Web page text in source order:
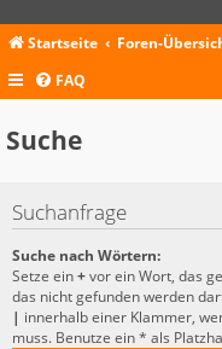
Startseite
Foren-
FAQ
Suche
Suchanfrage
Suche nach Wörtern:
Setze ein+vor ein Wort, das
das nicht gefunden werden
| innerhalb einer Klammer,
muss. Benutze ein * als